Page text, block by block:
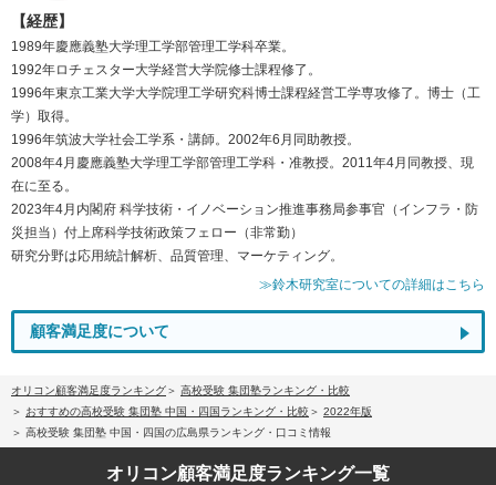
【経歴】
1989年慶應義塾大学理工学部管理工学科卒業。
1992年ロチェスター大学経営大学院修士課程修了。
1996年東京工業大学大学院理工学研究科博士課程経営工学専攻修了。博士（工
学）取得。
1996年筑波大学社会工学系・講師。2002年6月同助教授。
2008年4月慶應義塾大学理工学部管理工学科・准教授。2011年4月同教授、現
在に至る。
2023年4月内閣府 科学技術・イノベーション推進事務局参事官（インフラ・防
災担当）付上席科学技術政策フェロー（非常勤）
研究分野は応用統計解析、品質管理、マーケティング。
≫鈴木研究室についての詳細はこちら
顧客満足度について
オリコン顧客満足度ランキング
高校受験 集団塾ランキング・比較
おすすめの高校受験 集団塾 中国・四国ランキング・比較
2022年版
高校受験 集団塾 中国・四国の広島県ランキング・口コミ情報
オリコン顧客満足度ランキング一覧